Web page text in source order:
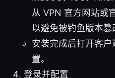
从 VPN 官方网站或
以避免被钓鱼版本篡
安装完成后打开客
置。
登录并配置